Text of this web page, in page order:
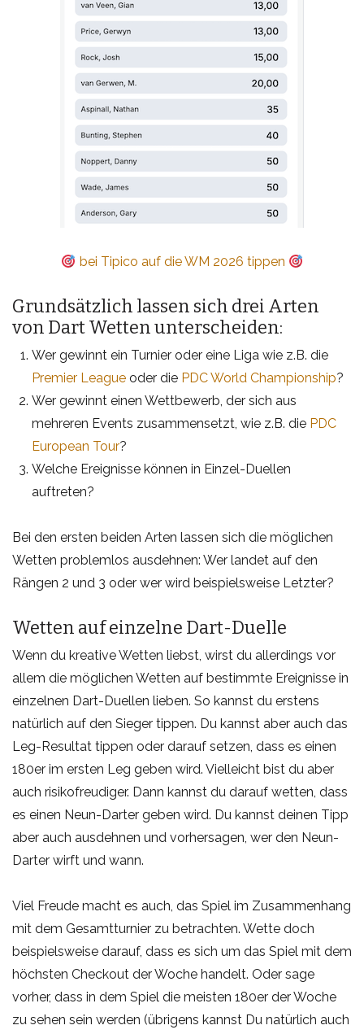
bei Tipico auf die WM 2026 tippen
Grundsätzlich lassen sich drei Arten
von Dart Wetten unterscheiden:
Wer gewinnt ein Turnier oder eine Liga wie z.B. die
Premier League oder die PDC World Championship?
Wer gewinnt einen Wettbewerb, der sich aus
mehreren Events zusammensetzt, wie z.B. die PDC
European Tour?
Welche Ereignisse können in Einzel-Duellen
auftreten?
Bei den ersten beiden Arten lassen sich die möglichen
Wetten problemlos ausdehnen: Wer landet auf den
Rängen 2 und 3 oder wer wird beispielsweise Letzter?
Wetten auf einzelne Dart-Duelle
Wenn du kreative Wetten liebst, wirst du allerdings vor
allem die möglichen Wetten auf bestimmte Ereignisse in
einzelnen Dart-Duellen lieben. So kannst du erstens
natürlich auf den Sieger tippen. Du kannst aber auch das
Leg-Resultat tippen oder darauf setzen, dass es einen
180er im ersten Leg geben wird. Vielleicht bist du aber
auch risikofreudiger. Dann kannst du darauf wetten, dass
es einen Neun-Darter geben wird. Du kannst deinen Tipp
aber auch ausdehnen und vorhersagen, wer den Neun-
Darter wirft und wann.
Viel Freude macht es auch, das Spiel im Zusammenhang
mit dem Gesamtturnier zu betrachten. Wette doch
beispielsweise darauf, dass es sich um das Spiel mit dem
höchsten Checkout der Woche handelt. Oder sage
vorher, dass in dem Spiel die meisten 180er der Woche
zu sehen sein werden (übrigens kannst Du natürlich auch